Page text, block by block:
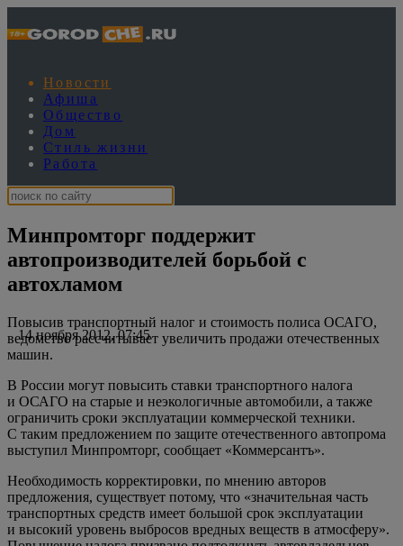
Новости
Афиша
Общество
Дом
Стиль жизни
Работа
Минпромторг поддержит
автопроизводителей борьбой с
автохламом
14 ноября 2012, 07:45
Повысив транспортный налог и стоимость полиса ОСАГО,
ведомство рассчитывает увеличить продажи отечественных
машин.
В России могут повысить ставки транспортного налога
и ОСАГО на старые и неэкологичные автомобили, а также
ограничить сроки эксплуатации коммерческой техники.
С таким предложением по защите отечественного автопрома
выступил Минпромторг, сообщает «Коммерсантъ».
Необходимость корректировки, по мнению авторов
предложения, существует потому, что «значительная часть
транспортных средств имеет большой срок эксплуатации
и высокий уровень выбросов вредных веществ в атмосферу».